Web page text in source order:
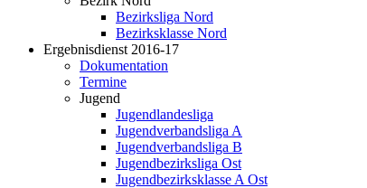
Bezirksliga Nord
Bezirksklasse Nord
Ergebnisdienst 2016-17
Dokumentation
Termine
Jugend
Jugendlandesliga
Jugendverbandsliga A
Jugendverbandsliga B
Jugendbezirksliga Ost
Jugendbezirksklasse A Ost